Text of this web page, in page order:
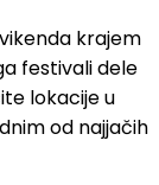
krajem
festivali dele
lokacije u
od najjačih